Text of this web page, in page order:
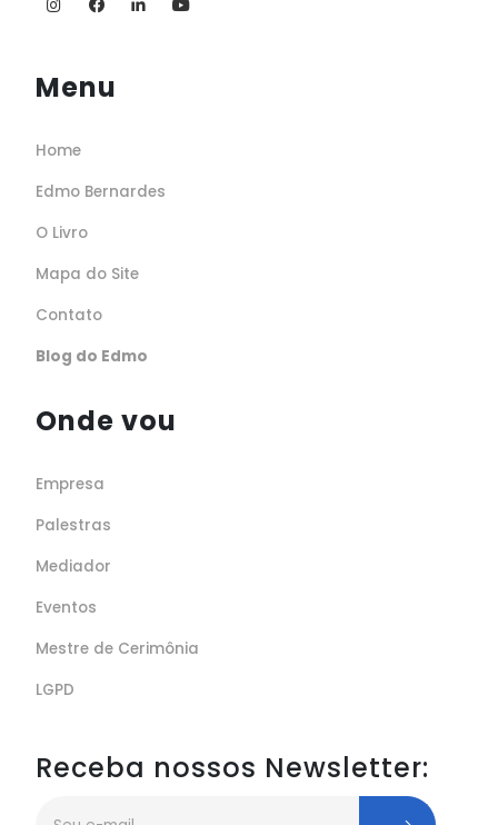
Menu
Home
Edmo Bernardes
O Livro
Mapa do Site
Contato
Blog do Edmo
Onde vou
Empresa
Palestras
Mediador
Eventos
Mestre de Cerimônia
LGPD
Receba nossos Newsletter: